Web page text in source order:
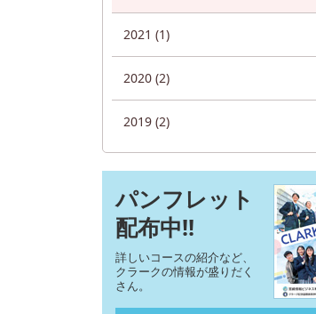
2021 (1)
2020 (2)
2019 (2)
パンフレット
配布中!!
詳しいコースの紹介など、
クラークの情報が盛りだく
さん。